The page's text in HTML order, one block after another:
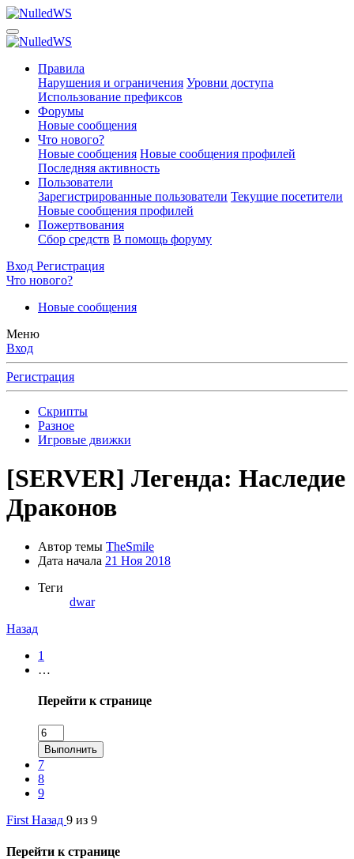
Правила
Нарушения и ограничения Уровни доступа
Использование префиксов
Форумы
Новые сообщения
Что нового?
Новые сообщения Новые сообщения профилей
Последняя активность
Пользователи
Зарегистрированные пользователи Текущие посетители
Новые сообщения профилей
Пожертвования
Сбор средств В помощь форуму
Вход Регистрация
Что нового?
Новые сообщения
Меню
Вход
Регистрация
Скрипты
Разное
Игровые движки
[SERVER] Легенда: Наследие
Драконов
Автор темы TheSmile
Дата начала 21 Ноя 2018
Теги
dwar
Назад
1
…
Перейти к странице
Выполнить
7
8
9
First Назад 9 из 9
Перейти к странице